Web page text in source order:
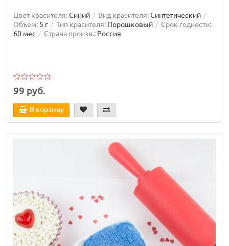
Цвет красителя:Синий Вид красителя:Синтетический
Объем: 5 г Тип красителя: Порошковый
Срок годности:
60 мес
Страна произв.: Россия
99 руб.
В корзину